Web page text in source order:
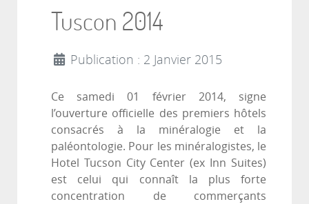
Tuscon 2014
Publication : 2 Janvier 2015
Ce samedi 01 février 2014, signe
l’ouverture officielle des premiers hôtels
consacrés à la minéralogie et la
paléontologie. Pour les minéralogistes, le
Hotel Tucson City Center (ex Inn Suites)
est celui qui connaît la plus forte
concentration de commerçants